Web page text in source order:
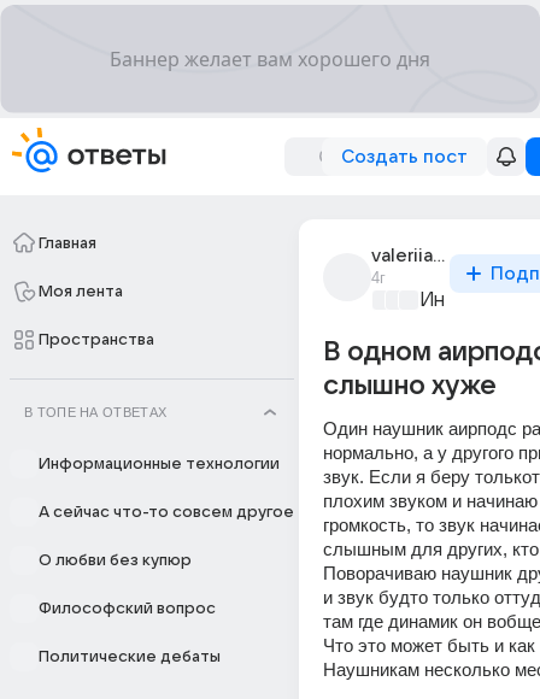
Создать пост
Главная
Моя лента
Пространства
В ТОПЕ НА ОТВЕТАХ
Информационные технологии
А сейчас что-то совсем другое
О любви без купюр
Философский вопрос
Политические дебаты
valeriia_m_231
4г
В одном
слышно хуже
Один наушник аирподс
нормально, а у другого
звук. Если я беру
плохим звуком и
громкость, то звук
слышным для других, кто
Поворачиваю наушник
и звук будто только
там где динамик он
Что это может быть и как
Наушникам несколько